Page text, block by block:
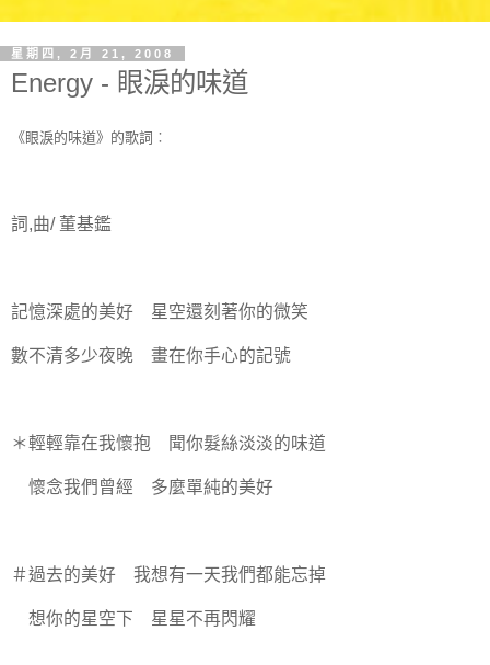
星期四, 2月 21, 2008
Energy - 眼淚的味道
《眼淚的味道》的歌詞︰
詞,曲/ 董基鑑
記憶深處的美好 星空還刻著你的微笑
數不清多少夜晚 畫在你手心的記號
＊輕輕靠在我懷抱 聞你髮絲淡淡的味道
懷念我們曾經 多麼單純的美好
＃過去的美好 我想有一天我們都能忘掉
想你的星空下 星星不再閃耀